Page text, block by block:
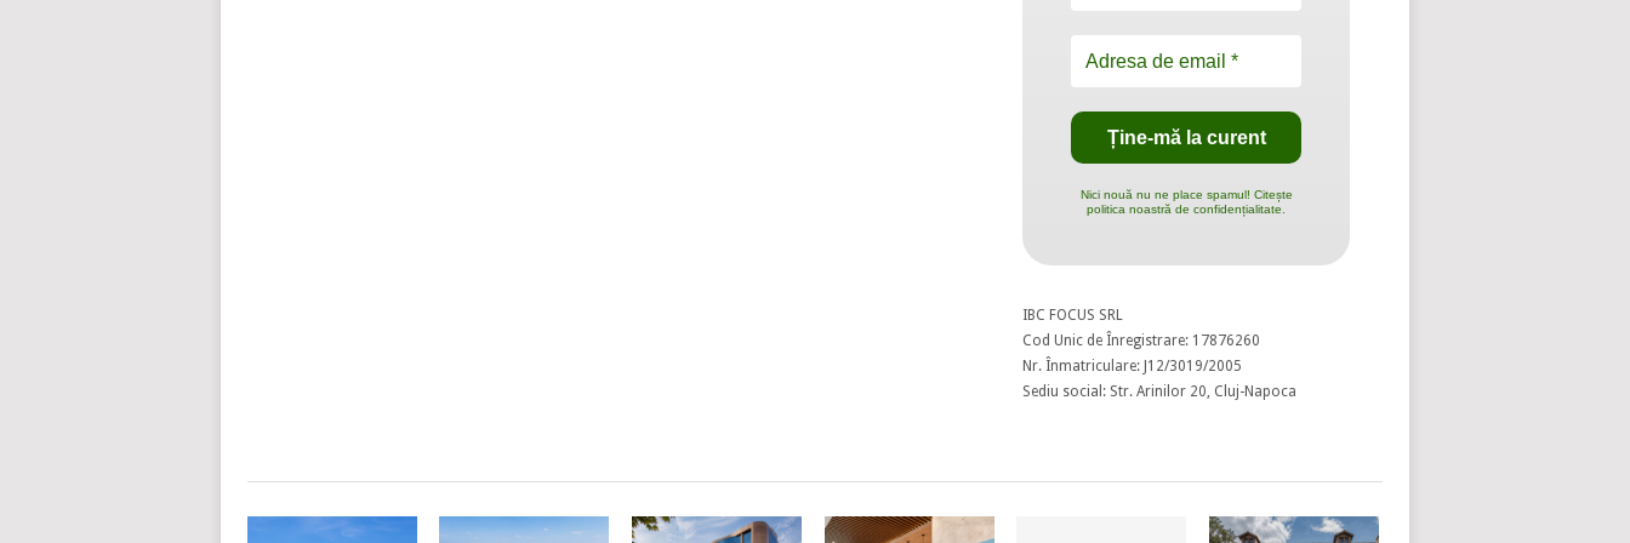
Nici nouă nu ne place spamul! Citește
politica noastră de confidențialitate.
IBC FOCUS SRL
Cod Unic de Înregistrare: 17876260
Nr. Înmatriculare: J12/3019/2005
Sediu social: Str. Arinilor 20, Cluj-Napoca